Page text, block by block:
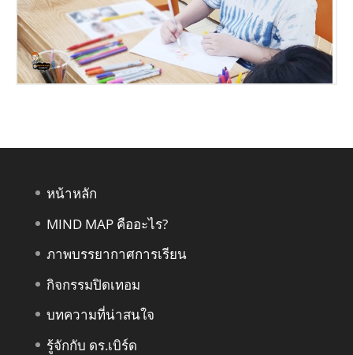
หน้าหลัก
MIND MAP คืออะไร?
ภาพบรรยากาศการเรียน
กิจกรรมปิดเทอม
บทความที่น่าสนใจ
รู้จักกับ ดร.เบิร์ด